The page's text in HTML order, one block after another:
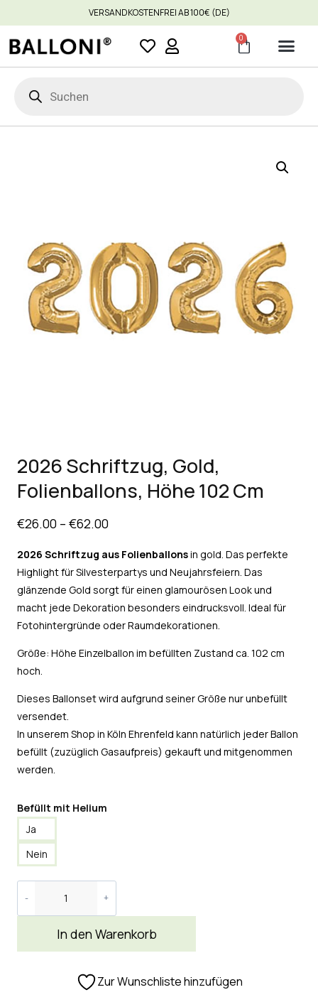
VERSANDKOSTENFREI AB 100€ (DE)
0
2026 Schriftzug, Gold,
Folienballons, Höhe 102 Cm
€26.00 – €62.00
2026 Schriftzug aus Folienballonsin gold. Das perfekte
Highlight für Silvesterpartys und Neujahrsfeiern. Das
glänzende Gold sorgt für einen glamourösen Look und
macht jede Dekoration besonders eindrucksvoll. Ideal für
Fotohintergründe oder Raumdekorationen.
Größe: Höhe Einzelballon im befüllten Zustand ca. 102 cm
hoch.
Dieses Ballonset wird aufgrund seiner Größe nur unbefüllt
versendet.
In unserem Shop in Köln Ehrenfeld kann natürlich jeder Ballon
befüllt (zuzüglich Gasaufpreis) gekauft und mitgenommen
werden.
Befüllt mit Helium
Ja
Nein
In den Warenkorb
Zur Wunschliste hinzufügen